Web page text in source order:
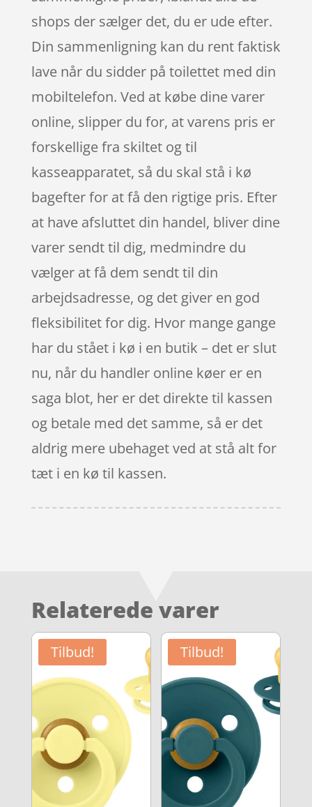
shops der sælger det, du er ude efter.
Din sammenligning kan du rent faktisk
lave når du sidder på toilettet med din
mobiltelefon. Ved at købe dine varer
online, slipper du for, at varens pris er
forskellige fra skiltet og til
kasseapparatet, så du skal stå i kø
bagefter for at få den rigtige pris. Efter
at have afsluttet din handel, bliver dine
varer sendt til dig, medmindre du
vælger at få dem sendt til din
arbejdsadresse, og det giver en god
fleksibilitet for dig. Hvor mange gange
har du stået i kø i en butik – det er slut
nu, når du handler online køer er en
saga blot, her er det direkte til kassen
og betale med det samme, så er det
aldrig mere ubehaget ved at stå alt for
tæt i en kø til kassen.
Relaterede varer
Tilbud! Tilbud!